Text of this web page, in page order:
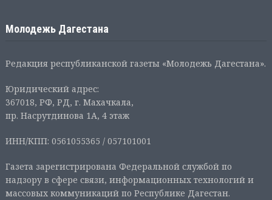
Молодежь Дагестана
Редакция республиканской газеты «Молодежь Дагестана».
Юридический адрес:
367018, РФ, РД, г. Махачкала,
пр. Насрутдинова 1А, 4 этаж
ИНН/КПП: 0561055365 / 057101001
Газета зарегистрирована Федеральной службой по
надзору в сфере связи, информационных технологий и
массовых коммуникаций по Республике Дагестан.